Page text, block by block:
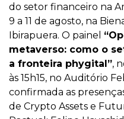
do setor financeiro na
9 a 11 de agosto, na
Ibirapuera. O painel
metaverso: como o
a fronteira phygital”,
às 15h15, no Auditório
confirmada as
de Crypto Assets e